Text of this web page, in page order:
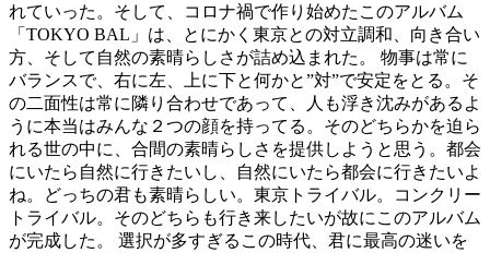
れていった。そして、
コロナ禍で作り始めたこのアルバム
「TOKYO BAL」は、とにかく東京との対立調和、向き合い
方、 そして自然の素晴らしさが詰め込まれた。 物事は常に
バランスで、右に左、上に下と何かと”対”で安定をとる。そ
の二面性は常に隣り合わせであって、
人も浮き沈みがあるよ
うに本当はみんな２つの顔を持ってる。 そのどちらかを迫ら
れる世の中に、 合間の素晴らしさを提供しようと思う。 都会
にいたら自然に行きたいし、
自然にいたら都会に行きたいよ
ね。どっちの君も素晴らしい。 東京トライバル。コンクリー
トライバル。 そのどちらも行き来したいが故にこのアルバム
が完成した。 選択が多すぎるこの時代、君に最高の迷いを